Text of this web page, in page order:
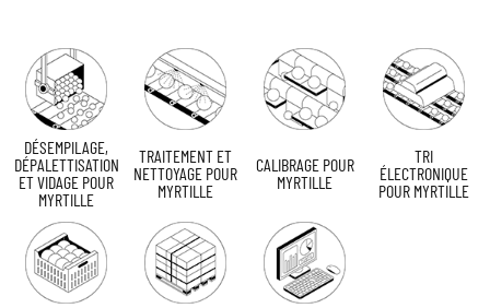
DÉSEMPILAGE,
DÉPALETTISATION
ET VIDAGE POUR
MYRTILLE
TRAITEMENT ET
NETTOYAGE POUR
MYRTILLE
CALIBRAGE POUR
MYRTILLE
TRI
ÉLECTRONIQUE
POUR MYRTILLE